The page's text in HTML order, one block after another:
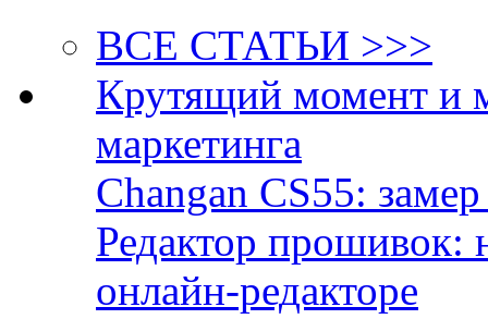
ВСЕ СТАТЬИ >>>
Крутящий момент и
маркетинга
Changan CS55:
Редактор прошивок:
онлайн-редакторе